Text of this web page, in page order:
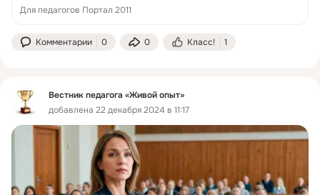
среди подростков 8-х классов.
Для педагогов Портал 2011
Комментарии 0 0 Класс! 1
Вестник педагога «Живой опыт»
добавлена 22 декабря 2024 в 11:17